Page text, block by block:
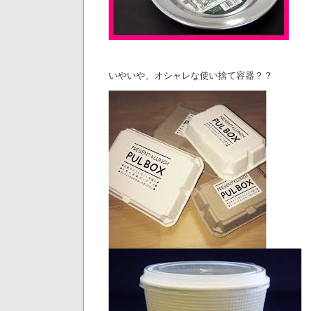
いやいや、オシャレな使い捨て容器？？